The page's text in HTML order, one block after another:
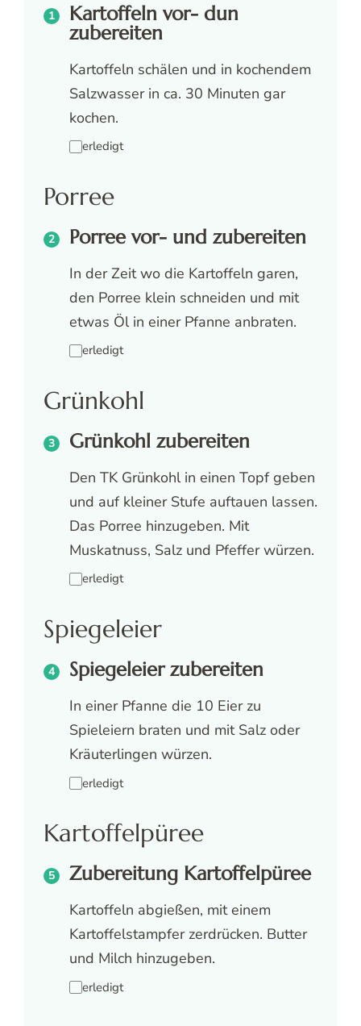
Kartoffeln vor- dun
zubereiten
Kartoffeln schälen und in kochendem
Salzwasser in ca. 30 Minuten gar
kochen.
erledigt
Porree
Porree vor- und zubereiten
In der Zeit wo die Kartoffeln garen,
den Porree klein schneiden und mit
etwas Öl in einer Pfanne anbraten.
erledigt
Grünkohl
Grünkohl zubereiten
Den TK Grünkohl in einen Topf geben
und auf kleiner Stufe auftauen lassen.
Das Porree hinzugeben. Mit
Muskatnuss, Salz und Pfeffer würzen.
erledigt
Spiegeleier
Spiegeleier zubereiten
In einer Pfanne die 10 Eier zu
Spieleiern braten und mit Salz oder
Kräuterlingen würzen.
erledigt
Kartoffelpüree
Zubereitung Kartoffelpüree
Kartoffeln abgießen, mit einem
Kartoffelstampfer zerdrücken. Butter
und Milch hinzugeben.
erledigt